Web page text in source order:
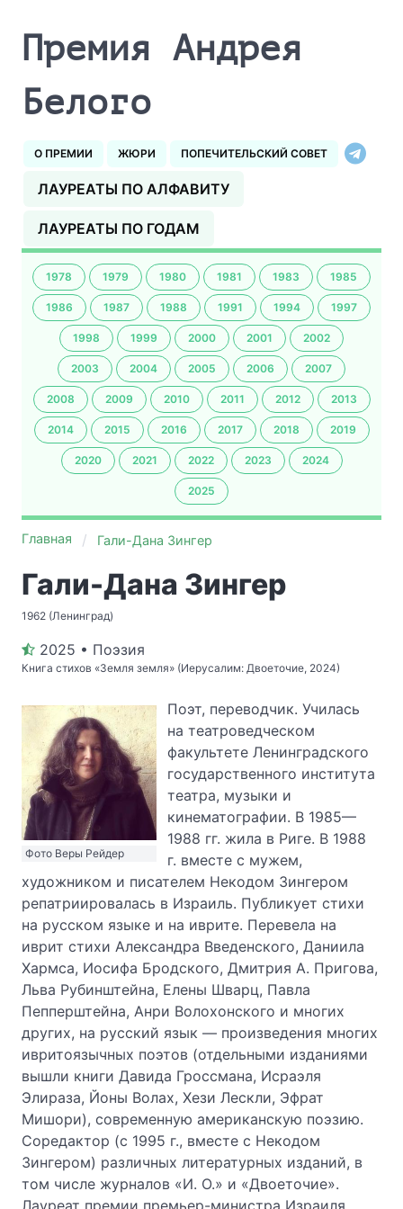
Премия Андрея
Белого
О ПРЕМИИ ЖЮРИ ПОПЕЧИТЕЛЬСКИЙ СОВЕТ
ЛАУРЕАТЫ ПО АЛФАВИТУ
ЛАУРЕАТЫ ПО ГОДАМ
1978 1979 1980 1981 1983 1985
1986 1987 1988 1991 1994 1997
1998 1999 2000 2001 2002
2003 2004 2005 2006 2007
2008 2009 2010 2011 2012 2013
2014 2015 2016 2017 2018 2019
2020 2021 2022 2023 2024
2025
Главная Гали-Дана Зингер
Гали-Дана Зингер
1962 (Ленинград)
2025 • Поэзия
Книга стихов «Земля земля» (Иерусалим: Двоеточие, 2024)
Фото Веры Рейдер
Поэт, переводчик. Училась
на театроведческом
факультете Ленинградского
государственного института
театра, музыки и
кинематографии. В 1985—
1988 гг. жила в Риге. В 1988
г. вместе с мужем,
художником и писателем Некодом Зингером
репатриировалась в Израиль. Публикует стихи
на русском языке и на иврите. Перевела на
иврит стихи Александра Введенского, Даниила
Хармса, Иосифа Бродского, Дмитрия А. Пригова,
Льва Рубинштейна, Елены Шварц, Павла
Пепперштейна, Анри Волохонского и многих
других, на русский язык — произведения многих
ивритоязычных поэтов (отдельными изданиями
вышли книги Давида Гроссмана, Исраэля
Элираза, Йоны Волах, Хези Лескли, Эфрат
Мишори), современную американскую поэзию.
Соредактор (с 1995 г., вместе с Некодом
Зингером) различных литературных изданий, в
том числе журналов «И. О.» и «Двоеточие».
Лауреат премии премьер-министра Израиля